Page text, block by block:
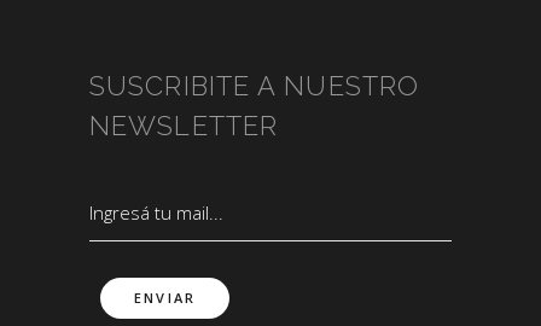
SUSCRIBITE A NUESTRO
NEWSLETTER